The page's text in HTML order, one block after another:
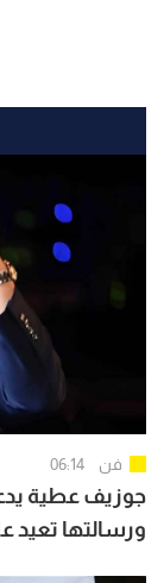
فن 06:14
جوزيف عطية
ورسالتها تعيد